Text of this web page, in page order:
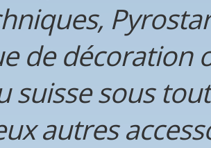
de décoration
suisse sous
autres